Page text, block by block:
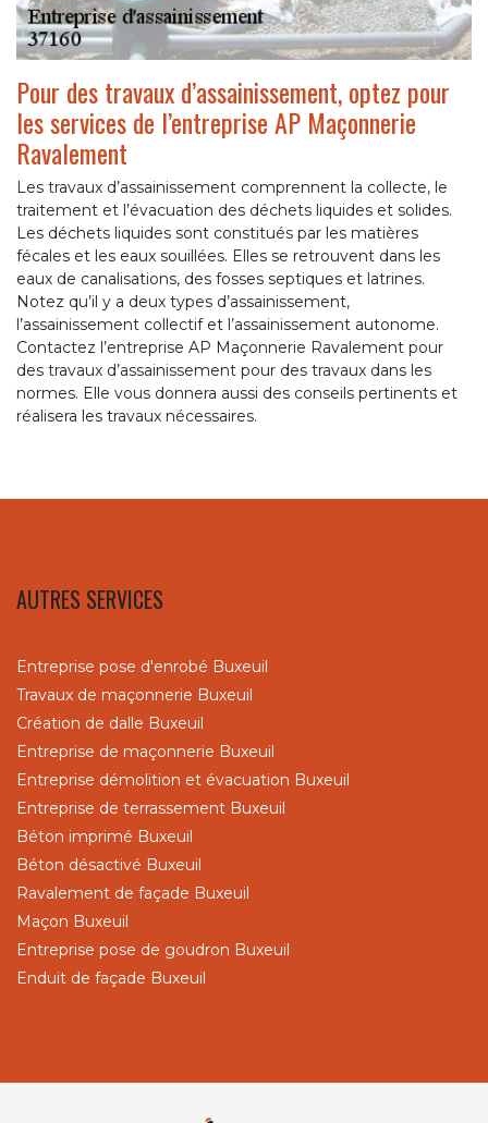
Pour des travaux d’assainissement, optez pour
les services de l’entreprise AP Maçonnerie
Ravalement
Les travaux d’assainissement comprennent la collecte, le
traitement et l’évacuation des déchets liquides et solides.
Les déchets liquides sont constitués par les matières
fécales et les eaux souillées. Elles se retrouvent dans les
eaux de canalisations, des fosses septiques et latrines.
Notez qu’il y a deux types d’assainissement,
l’assainissement collectif et l’assainissement autonome.
Contactez l’entreprise AP Maçonnerie Ravalement pour
des travaux d’assainissement pour des travaux dans les
normes. Elle vous donnera aussi des conseils pertinents et
réalisera les travaux nécessaires.
AUTRES SERVICES
Entreprise pose d'enrobé Buxeuil
Travaux de maçonnerie Buxeuil
Création de dalle Buxeuil
Entreprise de maçonnerie Buxeuil
Entreprise démolition et évacuation Buxeuil
Entreprise de terrassement Buxeuil
Béton imprimé Buxeuil
Béton désactivé Buxeuil
Ravalement de façade Buxeuil
Maçon Buxeuil
Entreprise pose de goudron Buxeuil
Enduit de façade Buxeuil